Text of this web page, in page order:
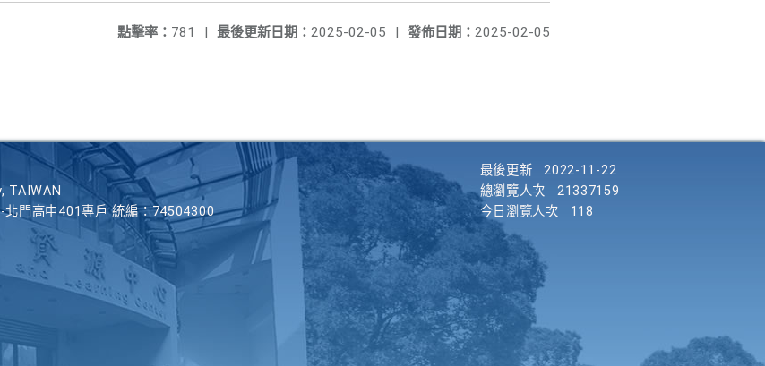
發佈日期： 2025-02-05
最後更新日期： 2025-02-05 |
點擊率： 781 |
TAIWAN
門高中401專戶 統編：74504300
最後更新
2022-11-22
總瀏覽人次
21337159
今日瀏覽人次
118